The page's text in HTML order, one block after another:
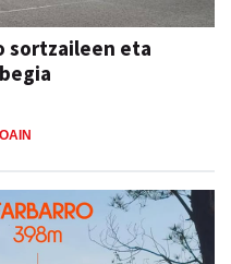
sortzaileen eta